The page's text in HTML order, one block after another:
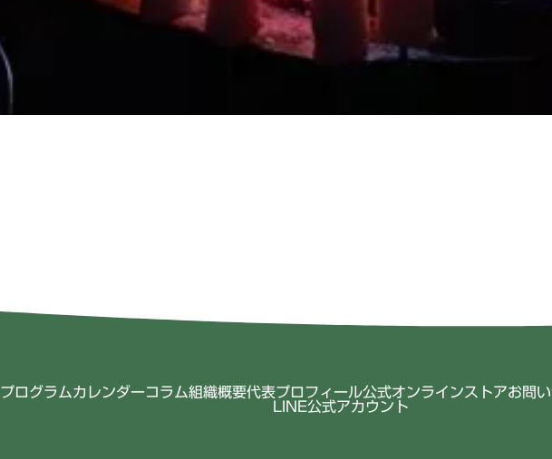
プログラムカレンダーコラム組織概要代表プロフィール公式オンラインストアお問
LINE公式アカウント